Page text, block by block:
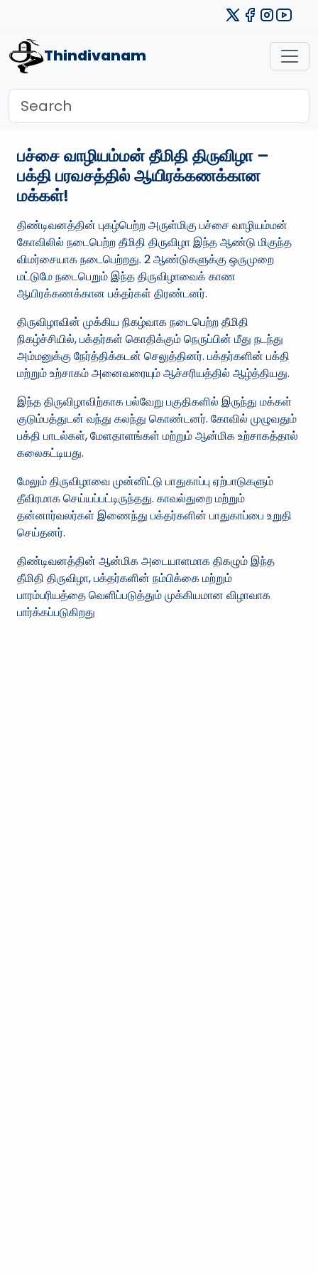
Thindivanam
பச்சை வாழியம்மன் தீமிதி திருவிழா –
பக்தி பரவசத்தில் ஆயிரக்கணக்கான
மக்கள்!
திண்டிவனத்தின் புகழ்பெற்ற அருள்மிகு பச்சை வாழியம்மன்
கோவிலில் நடைபெற்ற தீமிதி திருவிழா இந்த ஆண்டு மிகுந்த
விமர்சையாக நடைபெற்றது. 2 ஆண்டுகளுக்கு ஒருமுறை
மட்டுமே நடைபெறும் இந்த திருவிழாவைக் காண
ஆயிரக்கணக்கான பக்தர்கள் திரண்டனர்.
திருவிழாவின் முக்கிய நிகழ்வாக நடைபெற்ற தீமிதி
நிகழ்ச்சியில், பக்தர்கள் கொதிக்கும் நெருப்பின் மீது நடந்து
அம்மனுக்கு நேர்த்திக்கடன் செலுத்தினர். பக்தர்களின் பக்தி
மற்றும் உற்சாகம் அனைவரையும் ஆச்சரியத்தில் ஆழ்த்தியது.
இந்த திருவிழாவிற்காக பல்வேறு பகுதிகளில் இருந்து மக்கள்
குடும்பத்துடன் வந்து கலந்து கொண்டனர். கோவில் முழுவதும்
பக்தி பாடல்கள், மேளதாளங்கள் மற்றும் ஆன்மிக உற்சாகத்தால்
கலைகட்டியது.
மேலும் திருவிழாவை முன்னிட்டு பாதுகாப்பு ஏற்பாடுகளும்
தீவிரமாக செய்யப்பட்டிருந்தது. காவல்துறை மற்றும்
தன்னார்வலர்கள் இணைந்து பக்தர்களின் பாதுகாப்பை உறுதி
செய்தனர்.
திண்டிவனத்தின் ஆன்மிக அடையாளமாக திகழும் இந்த
தீமிதி திருவிழா, பக்தர்களின் நம்பிக்கை மற்றும்
பாரம்பரியத்தை வெளிப்படுத்தும் முக்கியமான விழாவாக
பார்க்கப்படுகிறது